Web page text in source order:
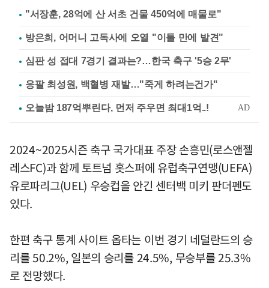
"서장훈, 28억에 산 서초 건물 450억에 매물로"
방은희, 어머니 고독사에 오열 "이틀 만에 발견"
심판 성 접대 7경기 결과는?…한국 축구 '5승 2무'
응팔 최성원, 백혈병 재발…"죽게 하려는건가"
2024~2025시즌 축구 국가대표 주장 손흥민(로스앤젤
레스FC)과 함께 토트넘 홋스퍼에 유럽축구연맹(UEFA)
유로파리그(UEL) 우승컵을 안긴 센터백 미키 판더펜도
있다.
한편 축구 통계 사이트 옵타는 이번 경기 네덜란드의 승
리를 50.2%, 일본의 승리를 24.5%, 무승부를 25.3%
로 전망했다.